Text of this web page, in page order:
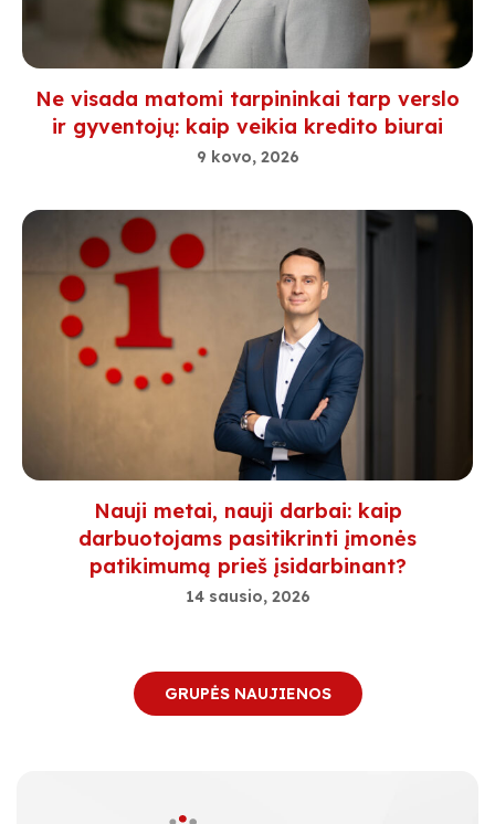
Ne visada matomi tarpininkai tarp verslo
ir gyventojų: kaip veikia kredito biurai
9 kovo, 2026
Nauji metai, nauji darbai: kaip
darbuotojams pasitikrinti įmonės
patikimumą prieš įsidarbinant?
14 sausio, 2026
GRUPĖS NAUJIENOS